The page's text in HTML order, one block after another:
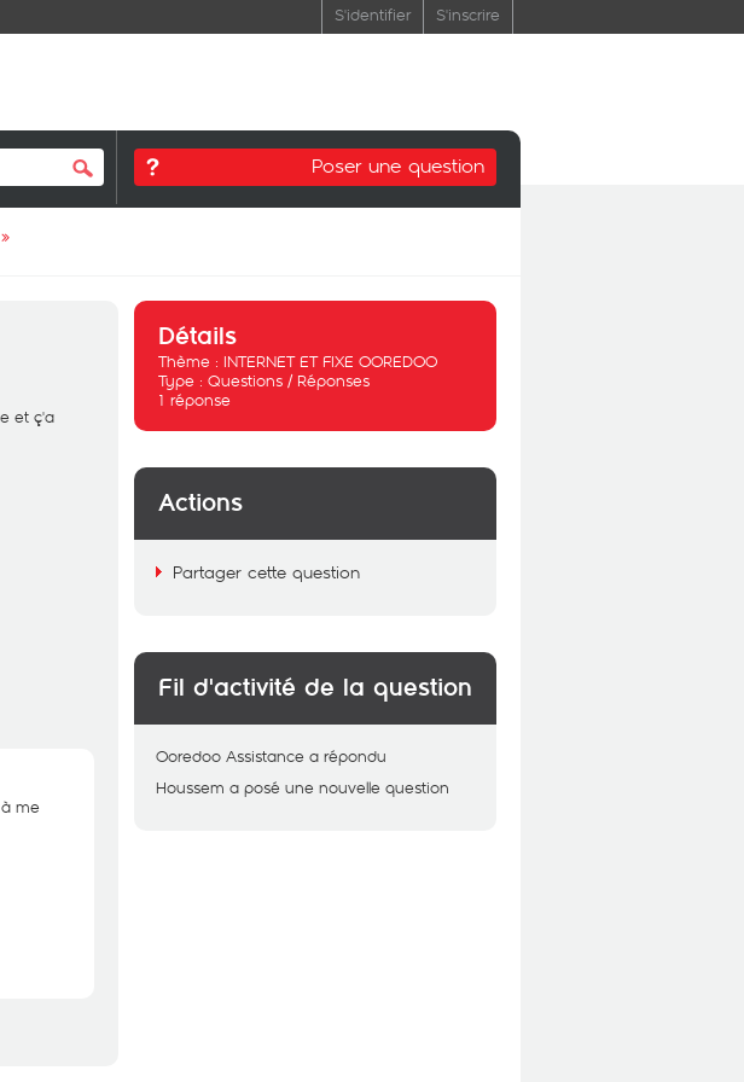
S'identifier S'inscrire
Poser une question
»
et ç'a
me
Détails
Thème : INTERNET ET FIXE OOREDOO
Type : Questions / Réponses
1 réponse
Actions
Partager cette question
Fil d'activité de la question
Ooredoo Assistance a répondu
Houssem a posé une nouvelle question